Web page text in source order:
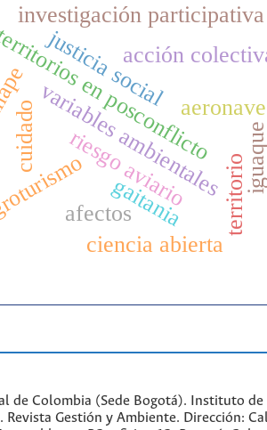
variables ambientales
riesgo aviario
gaitania
en posconflicto
territorio
ciencia abierta
investigación participativa
justicia social
cuidado
afectos
acción
de Colombia (Sede Bogotá). Instituto de
Revista Gestión y Ambiente. Dirección: